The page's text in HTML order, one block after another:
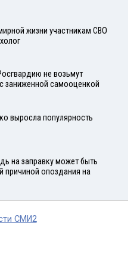
жизни участникам СВО
не возьмут
заниженной самооценкой
выросла популярность
на заправку может быть
причиной опоздания на
СМИ2